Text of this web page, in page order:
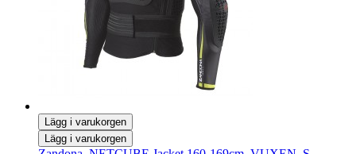
Lägg i varukorgen
Lägg i varukorgen